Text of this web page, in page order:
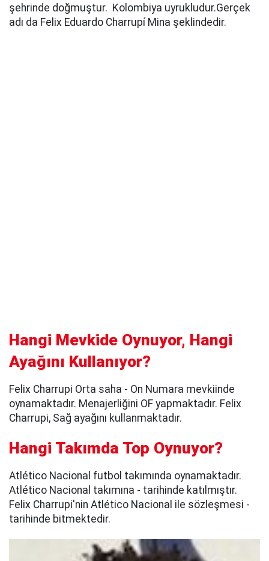
şehrinde doğmuştur. Kolombiya uyrukludur.Gerçek
adı da Felix Eduardo Charrupí Mina şeklindedir.
Hangi Mevkide Oynuyor, Hangi
Ayağını Kullanıyor?
Felix Charrupi Orta saha - On Numara mevkiinde
oynamaktadır. Menajerliğini OF yapmaktadır. Felix
Charrupi, Sağ ayağını kullanmaktadır.
Hangi Takımda Top Oynuyor?
Atlético Nacional futbol takımında oynamaktadır.
Atlético Nacional takımına - tarihinde katılmıştır.
Felix Charrupi'nin Atlético Nacional ile sözleşmesi -
tarihinde bitmektedir.